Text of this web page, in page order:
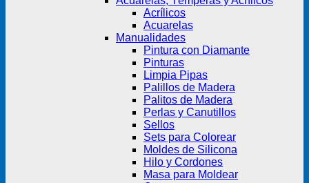
Acrílicos
Acuarelas
Manualidades
Pintura con Diamante
Pinturas
Limpia Pipas
Palillos de Madera
Palitos de Madera
Perlas y Canutillos
Sellos
Sets para Colorear
Moldes de Silicona
Hilo y Cordones
Masa para Moldear